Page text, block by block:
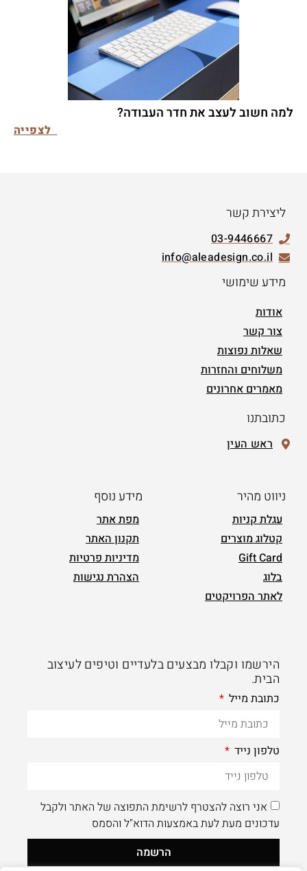
למה חשוב לעצב את חדר העבודה?
לצפייה
ליצירת קשר
03-9446667
info@aleadesign.co.il
מידע שימושי
אודות
צור קשר
שאלות נפוצות
משלוחים והחזרות
מאמרים אחרונים
כתובתנו
ראש העין
ניווט מהיר
עגלת קניות
קטלוג מוצרים
Gift Card
בלוג
לאתר הפרויקטים
מידע נוסף
מפת אתר
תקנון האתר
מדיניות פרטיות
הצהרת נגישות
הירשמו וקבלו מבצעים בלעדיים וטיפים לעיצוב
הבית.
כתובת מייל
טלפון נייד
אני רוצה להצטרף לרשימת התפוצה של האתר ולקבל
עדכונים מעת לעת באמצעות הדוא"ל והסמס
הרשמה